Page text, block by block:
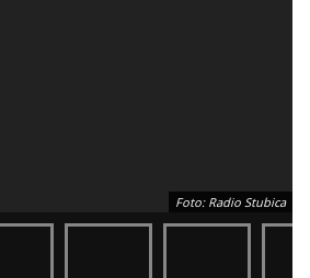
Foto: Radio Stubica